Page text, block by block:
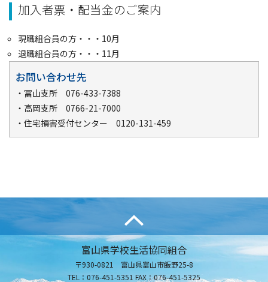
加入者票・配当金のご案内
現職組合員の方・・・10月
退職組合員の方・・・11月
お問い合わせ先
・冨山支所 076-433-7388
・高岡支所 0766-21-7000
・住宅損害受付センター 0120-131-459
富山県学校生活協同組合
〒930-0821 富山県富山市飯野25-8
TEL：076-451-5351 FAX：076-451-5325